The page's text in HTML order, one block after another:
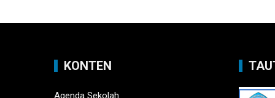
KONTEN
Agenda Sekolah